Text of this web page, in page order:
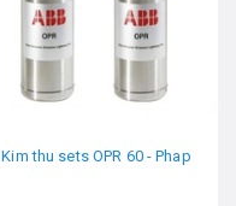
Kim thu sets OPR 60 - Phap